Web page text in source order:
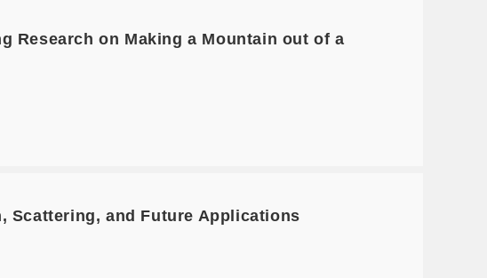
Research on Making a Mountain out of a
Scattering, and Future Applications